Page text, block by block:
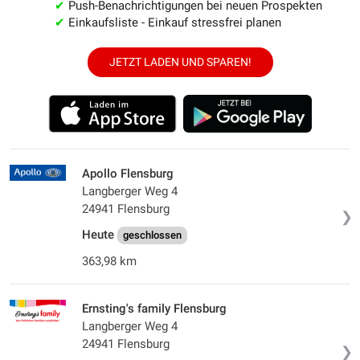
✔ Push-Benachrichtigungen bei neuen Prospekten
✔ Einkaufsliste - Einkauf stressfrei planen
JETZT LADEN UND SPAREN!
❯
Apollo Flensburg
Langberger Weg 4
24941 Flensburg
Heute
geschlossen
363,98 km
❯
Ernsting's family Flensburg
Langberger Weg 4
24941 Flensburg